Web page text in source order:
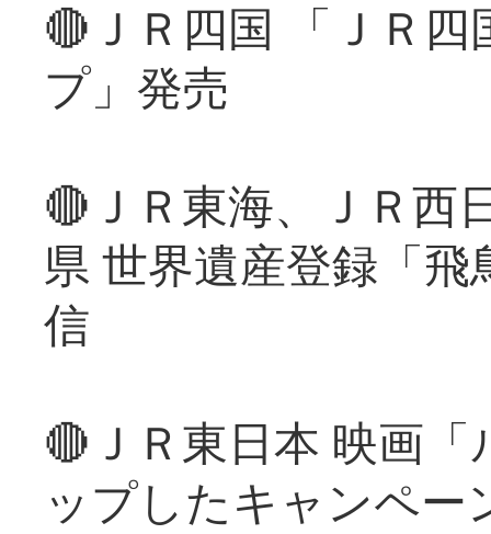
🔴ＪＲ四国 「ＪＲ
プ」発売
🔴ＪＲ東海、ＪＲ西
県 世界遺産登録「
信
🔴ＪＲ東日本 映画
ップしたキャンペー